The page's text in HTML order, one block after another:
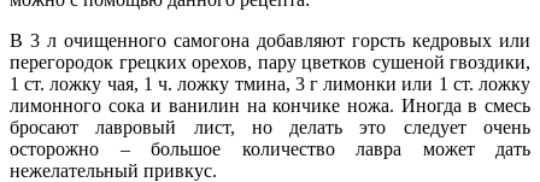
В 3 л очищенного самогона добавляют горсть кедровых или
перегородок грецких орехов, пару цветков сушеной гвоздики,
1 ст. ложку чая, 1 ч. ложку тмина, 3 г лимонки или 1 ст. ложку
лимонного сока и ванилин на кончике ножа. Иногда в смесь
бросают лавровый лист, но делать это следует очень
осторожно – большое количество лавра может дать
нежелательный привкус.